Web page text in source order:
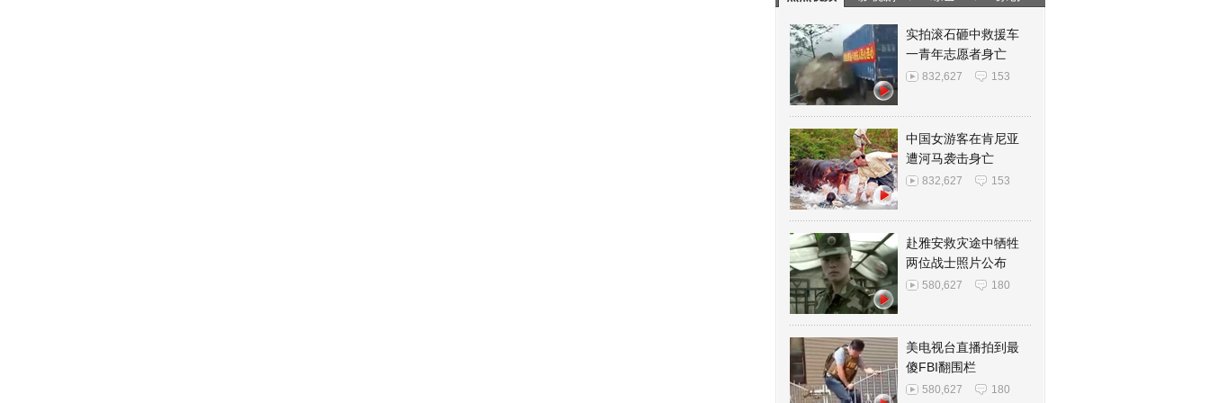
实拍滚石砸中救援车
一青年志愿者身亡
832,627 153
中国女游客在肯尼亚
遭河马袭击身亡
832,627 153
赴雅安救灾途中牺牲
两位战士照片公布
580,627 180
美电视台直播拍到最
傻FBI翻围栏
580,627 180